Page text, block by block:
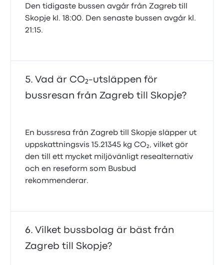
Den tidigaste bussen avgår från Zagreb till
Skopje kl. 18:00. Den senaste bussen avgår kl.
21:15.
Vad är CO₂-utsläppen för
bussresan från Zagreb till Skopje?
En bussresa från Zagreb till Skopje släpper ut
uppskattningsvis 15.21345 kg CO₂, vilket gör
den till ett mycket miljövänligt resealternativ
och en reseform som Busbud
rekommenderar.
Vilket bussbolag är bäst från
Zagreb till Skopje?